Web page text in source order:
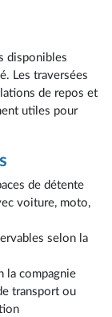
disponibles
Les traversées
de repos et
utiles pour
de détente
voiture, moto,
selon la
la compagnie
transport ou